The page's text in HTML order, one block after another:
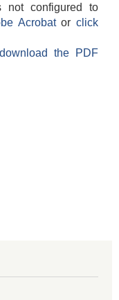
not configured to
Acrobatorclick
the PDF